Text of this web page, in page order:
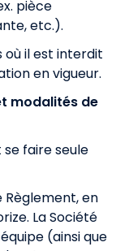
pièce
etc.).
où il est interdit
en vigueur.
modalités de
faire seule
en
La Société
(ainsi que